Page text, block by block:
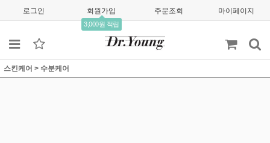
로그인 회원가입
3,000원 적립
주문조회 마이페이지
스킨케어 > 수분케어